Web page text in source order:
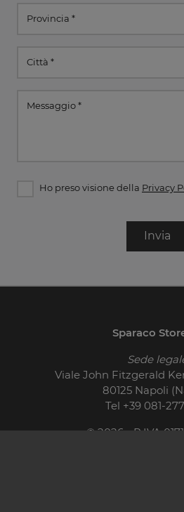
Ho preso visione della Privacy
Invia
Sparaco
Sede
Viale John Fitzgerald
80125 Napoli
Tel +39 081-
© 2026 - P.IVA